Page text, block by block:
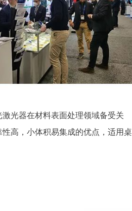
光器在材料表面处理领域备受关
高，小体积易集成的优点，适用桌